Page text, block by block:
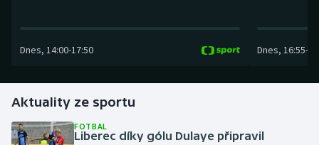
Golf
Gymnastika
Dnes, 14:00-17:50 Dnes, 16:55-
Aktuality ze sportu
FOTBAL
Liberec díky gólu Dulaye připravil